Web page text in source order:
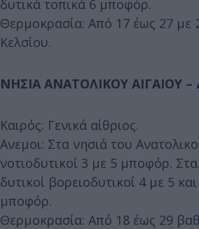
δυτικά τοπικά 6 μποφόρ.
Θερμοκρασία: Από 17 έως 27 με
Κελσίου.
ΝΗΣΙΑ ΑΝΑΤΟΛΙΚΟΥ ΑΙΓΑΙΟΥ
Καιρός: Γενικά αίθριος.
Ανεμοι: Στα νησιά του
νοτιοδυτικοί 3 με 5 μποφόρ.
δυτικοί βορειοδυτικοί 4 με 5
μποφόρ.
Θερμοκρασία: Από 18 έως 29